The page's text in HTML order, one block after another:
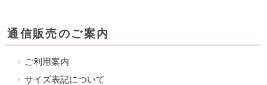
通信販売のご案内
ご利用案内
サイズ表記について